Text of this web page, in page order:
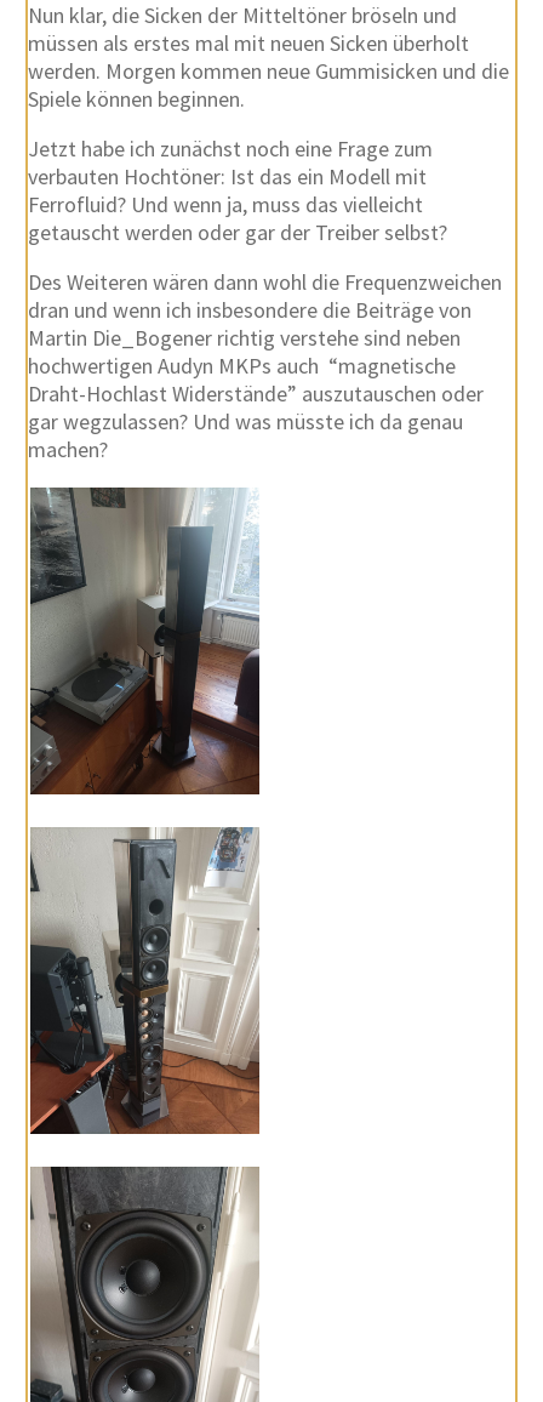
Nun klar, die Sicken der Mitteltöner bröseln und
müssen als erstes mal mit neuen Sicken überholt
werden. Morgen kommen neue Gummisicken und die
Spiele können beginnen.
Jetzt habe ich zunächst noch eine Frage zum
verbauten Hochtöner: Ist das ein Modell mit
Ferrofluid? Und wenn ja, muss das vielleicht
getauscht werden oder gar der Treiber selbst?
Des Weiteren wären dann wohl die Frequenzweichen
dran und wenn ich insbesondere die Beiträge von
Martin Die_Bogener richtig verstehe sind neben
hochwertigen Audyn MKPs auch “magnetische
Draht-Hochlast Widerstände” auszutauschen oder
gar wegzulassen? Und was müsste ich da genau
machen?